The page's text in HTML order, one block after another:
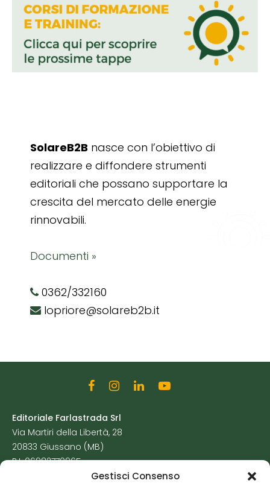
Gestisci Consenso
SolareB2B nasce con l’obiettivo di
realizzare e diffondere strumenti
editoriali che possano supportare la
crescita del mercato delle energie
rinnovabili.
Documenti »
0362/332160
lopriore@solareb2b.it
Editoriale Farlastrada Srl
Via Martiri della Libertà, 28
20833 Giussano (MB)
P.I. 06982770965